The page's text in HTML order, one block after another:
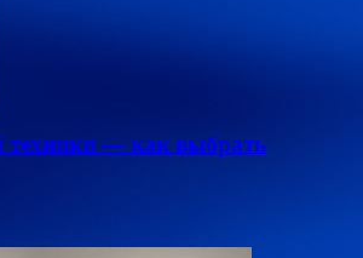
техники — как выбрать